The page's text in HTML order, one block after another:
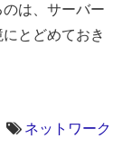
は、サーバー
とどめておき
ネットワーク